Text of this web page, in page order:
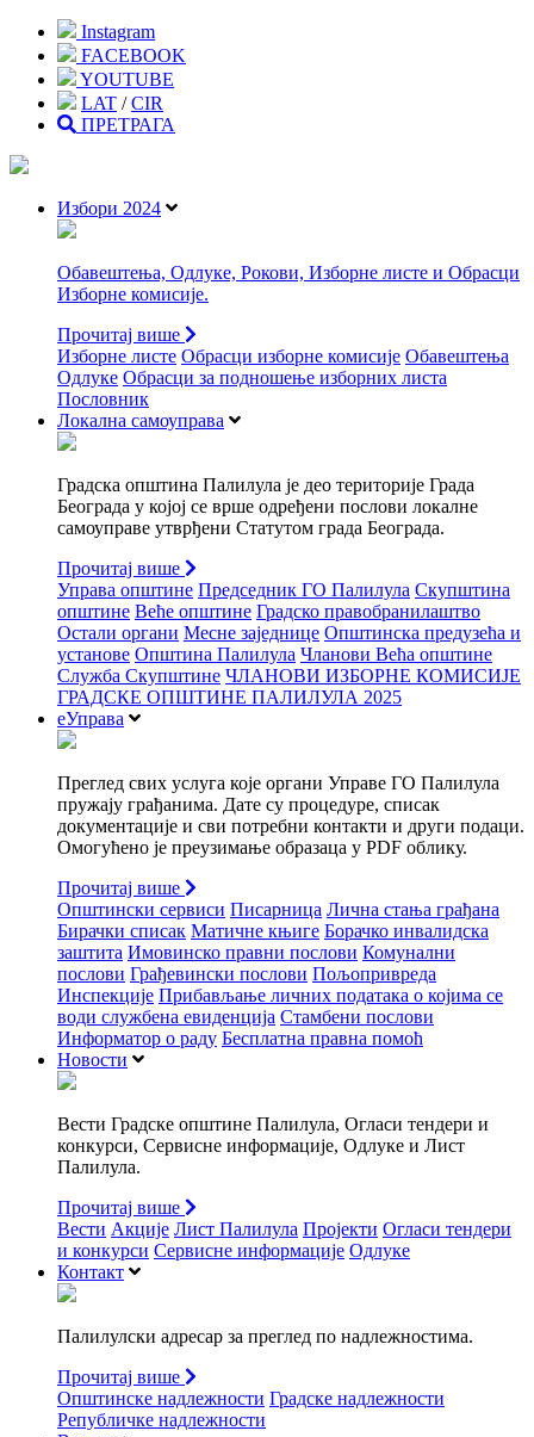
Instagram
FACEBOOK
YOUTUBE
LAT /CIR
ПРЕТРАГА
Избори 2024
Обавештења, Одлуке, Рокови, Изборне листе и Обрасци
Изборне комисије.
Прочитај више
Изборне листе Oбрасци изборне комисије Обавештења
Одлуке Обрасци за подношење изборних листа
Пословник
Локална самоуправа
Градска општина Палилула је део територије Града
Београда у којој се врше одређени послови локалне
самоуправе утврђени Статутом града Београда.
Прочитај више
Управа општине Председник ГО Палилула Скупштина
општине Веће општине Градско правобранилаштво
Остали органи Месне заједнице Општинска предузећа и
установе Општина Палилула Чланови Већа општине
Служба Скупштине ЧЛАНОВИ ИЗБОРНЕ КОМИСИЈЕ
ГРАДСКЕ ОПШТИНЕ ПАЛИЛУЛА 2025
еУправа
Преглед свих услуга које органи Управе ГО Палилула
пружају грађанима. Дате су процедуре, списак
документације и сви потребни контакти и други подаци.
Омогућено је преузимање образаца у PDF облику.
Прочитај више
Општински сервиси Писарница Лична стања грађана
Бирачки списак Матичне књиге Борачко инвалидска
заштита Имовинско правни послови Комунални
послови Грађевински послови Пољопривреда
Инспекције Прибављање личних података о којима се
води службена евиденција Стамбени послови
Информатор о раду Бесплатна правна помоћ
Новости
Вести Градске општине Палилула, Огласи тендери и
конкурси, Сервисне информације, Одлуке и Лист
Палилула.
Прочитај више
Вести Акције Лист Палилула Пројекти Огласи тендери
и конкурси Сервисне информације Одлуке
Контакт
Палилулски адресар за преглед по надлежностима.
Прочитај више
Општинске надлежности Градске надлежности
Републичке надлежности